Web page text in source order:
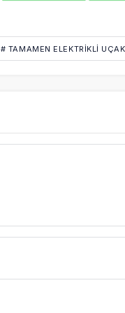
# TAMAMEN ELEKTRIKLI UÇAK